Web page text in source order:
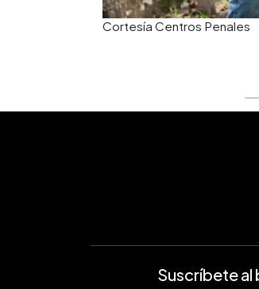
Cortesía Centros Penales
Suscríbete al